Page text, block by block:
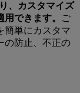
、カスタマイズ
できます。
ご
簡単にカスタマ
の防止、不正の